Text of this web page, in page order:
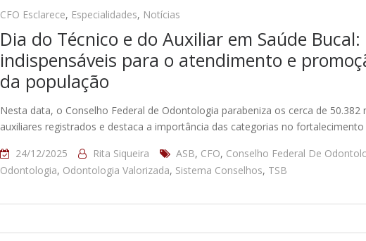
CFO Esclarece, Especialidades, Notícias
Dia do Técnico e do Auxiliar em Saúde
indispensáveis para o atendimento e
da população
Nesta data, o Conselho Federal de Odontologia parabeniza os cerca de 50.382
auxiliares registrados e destaca a importância das categorias no
24/12/2025
Rita Siqueira ASB, CFO, Conselho Federal De
Odontologia, Odontologia Valorizada, Sistema Conselhos, TSB